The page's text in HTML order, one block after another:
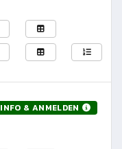
INFO & ANMELDEN